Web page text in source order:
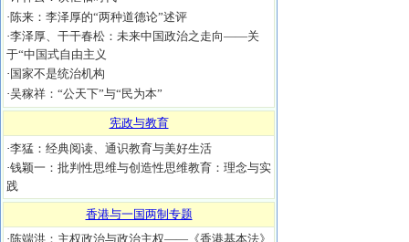
·陈来：李泽厚的“两种道德论”述评
·李泽厚、干干春松：未来中国政治之走向——关
于“中国式自由主义
· 国家不是统治机构
·吴稼祥：“公天下”与“民为本”
宪政与教育
·李猛：经典阅读、通识教育与美好生活
·钱颖一：批判性思维与创造性思维教育：理念与实
践
香港与一国两制专题
·陈端洪：主权政治与政治主权——《香港基本法》